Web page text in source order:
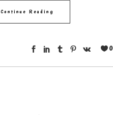
Continue Reading
0